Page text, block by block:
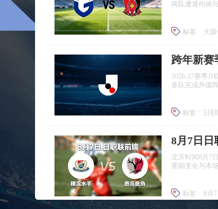
两队遭遇伤病
标签 : 大
浦和红钻
跨年新赛
2026‑27赛季
多队完成外援
标签 :
日
广岛三箭
8月7日日
北京时间8月7
赛期变化与本
标签 : 8月